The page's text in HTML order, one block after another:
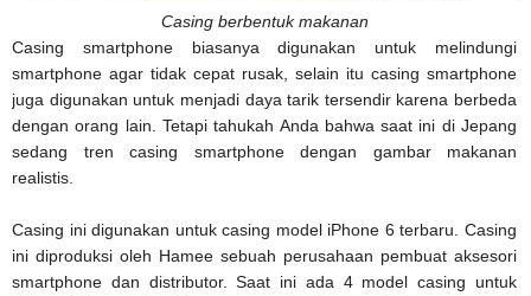
Casing berbentuk makanan
Casing smartphone biasanya digunakan untuk melindungi
smartphone agar tidak cepat rusak, selain itu casing smartphone
juga digunakan untuk menjadi daya tarik tersendir karena berbeda
dengan orang lain. Tetapi tahukah Anda bahwa saat ini di Jepang
sedang tren casing smartphone dengan gambar makanan
realistis.
Casing ini digunakan untuk casing model iPhone 6 terbaru. Casing
ini diproduksi oleh Hamee sebuah perusahaan pembuat aksesori
smartphone dan distributor. Saat ini ada 4 model casing untuk